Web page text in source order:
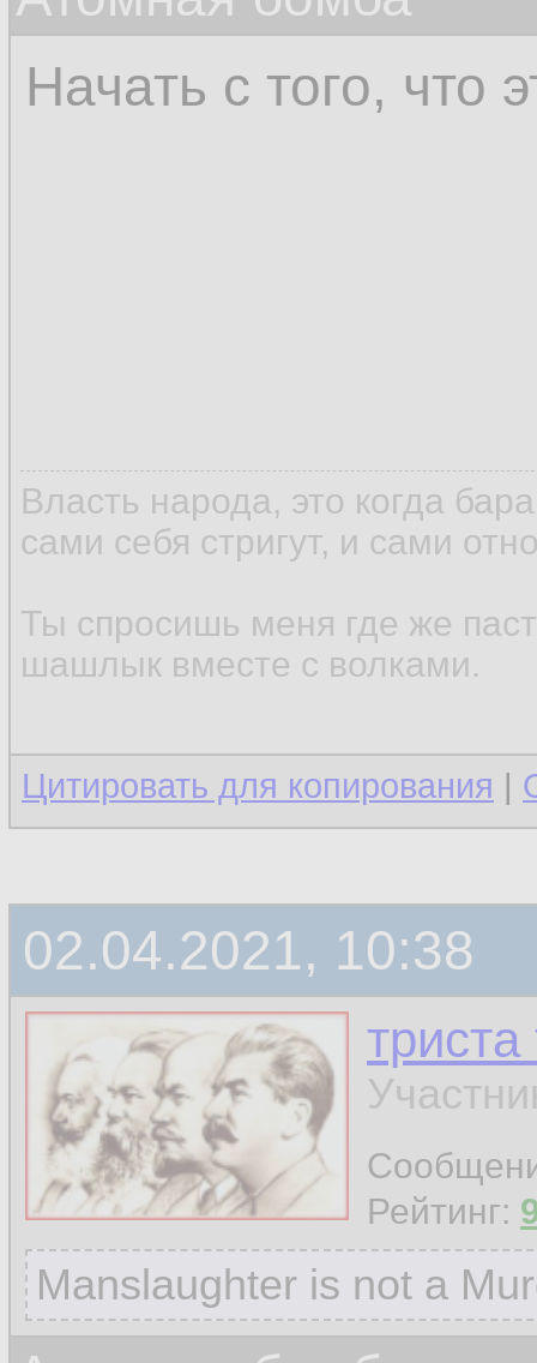
Начать с того, что
Власть народа, это когда
сами себя стригут, и сами
Ты спросишь меня где же
шашлык вместе с волками.
Цитировать для копирования |
02.04.2021, 10:38
Рейтинг:
Manslaughter is not a